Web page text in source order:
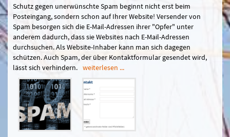
Schutz gegen unerwünschte Spam beginnt nicht erst beim
Posteingang, sondern schon auf Ihrer Website! Versender von
Spam besorgen sich die E-Mail-Adressen ihrer "Opfer" unter
anderem dadurch, dass sie Websites nach E-Mail-Adressen
durchsuchen. Als Website-Inhaber kann man sich dagegen
schützen. Auch Spam, der über Kontaktformular gesendet wird,
lässt sich verhindern. weiterlesen ...